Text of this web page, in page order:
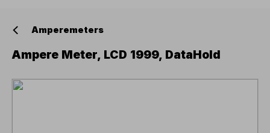
Amperemeters
Ampere Meter, LCD 1999, DataHold